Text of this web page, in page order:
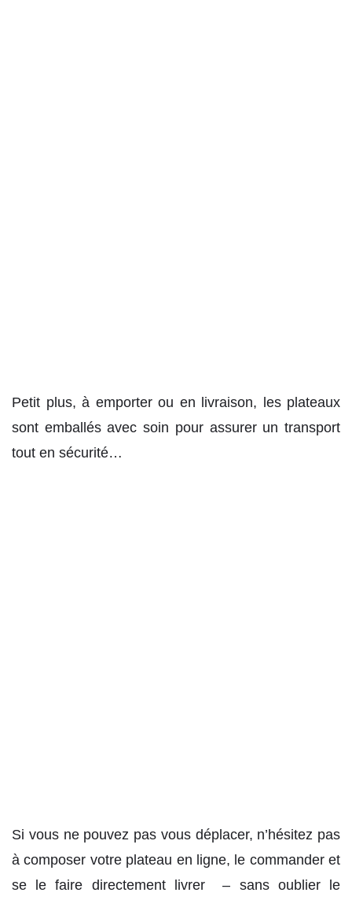
Petit plus, à emporter ou en livraison, les plateaux
sont emballés avec soin pour assurer un transport
tout en sécurité…
Si vous ne pouvez pas vous déplacer, n’hésitez pas
à composer votre plateau en ligne, le commander et
se le faire directement livrer – sans oublier le